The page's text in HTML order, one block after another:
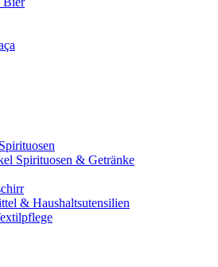
Spirituosen & Getränke
& Haushaltsutensilien